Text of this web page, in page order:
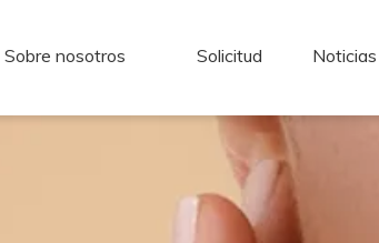
Sobre nosotros Solicitud Noticias